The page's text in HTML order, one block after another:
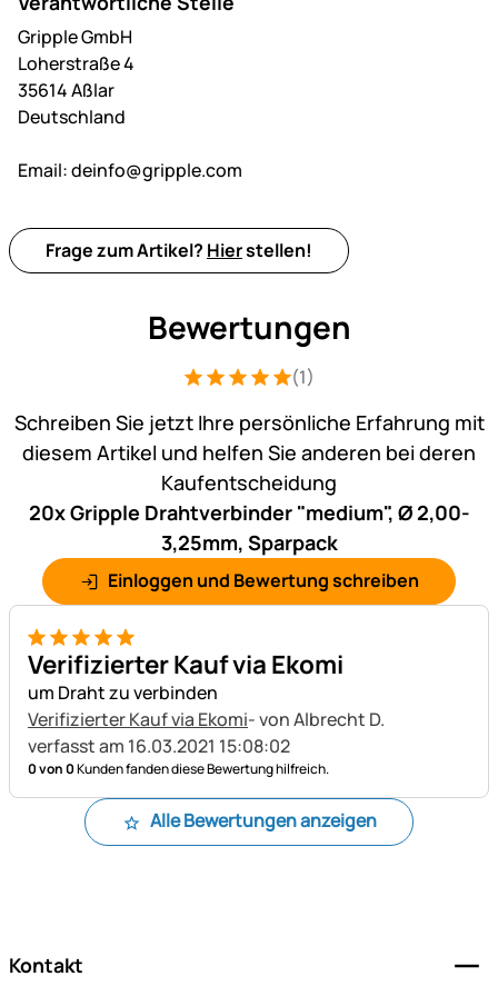
Gripple GmbH
Loherstraße 4
35614 Aßlar
Deutschland
Email:deinfo@gripple.com
Frage zum Artikel? Hierstellen!
Bewertungen
Bewertung: 5 von 5 (1 Bewertungen)
1 Bewertung(1)
Schreiben Sie jetzt Ihre persönliche Erfahrung mit
diesem Artikel und helfen Sie anderen bei deren
Kaufentscheidung
20x Gripple Drahtverbinder "medium", Ø 2,00-
3,25mm, Sparpack
Einloggen und Bewertung schreiben
5 von 5
Verifizierter Kauf via Ekomi
um Draht zu verbinden
Verifizierter Kauf via Ekomi- von Albrecht D.
verfasst am 16.03.2021 15:08:02
0 von 0Kunden fanden diese Bewertung hilfreich.
Alle Bewertungen anzeigen
Kontakt